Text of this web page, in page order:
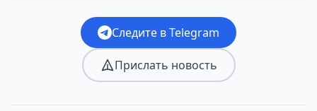
Следите в Telegram
Прислать новость